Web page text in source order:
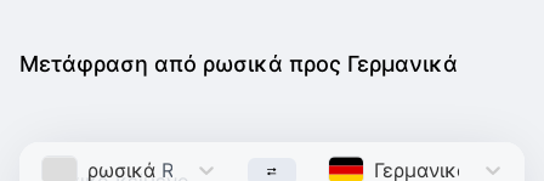
Μετάφραση από ρωσικά προς Γερμανικά
ρωσικά Russian Γερμανικά